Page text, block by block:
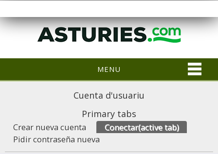
MENU
Cuenta d'usuariu
Primary tabs
Crear nueva cuenta Conectar(active tab)
Pidir contraseña nueva